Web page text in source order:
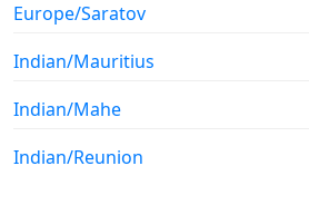
Europe/Saratov
Indian/Mauritius
Indian/Mahe
Indian/Reunion